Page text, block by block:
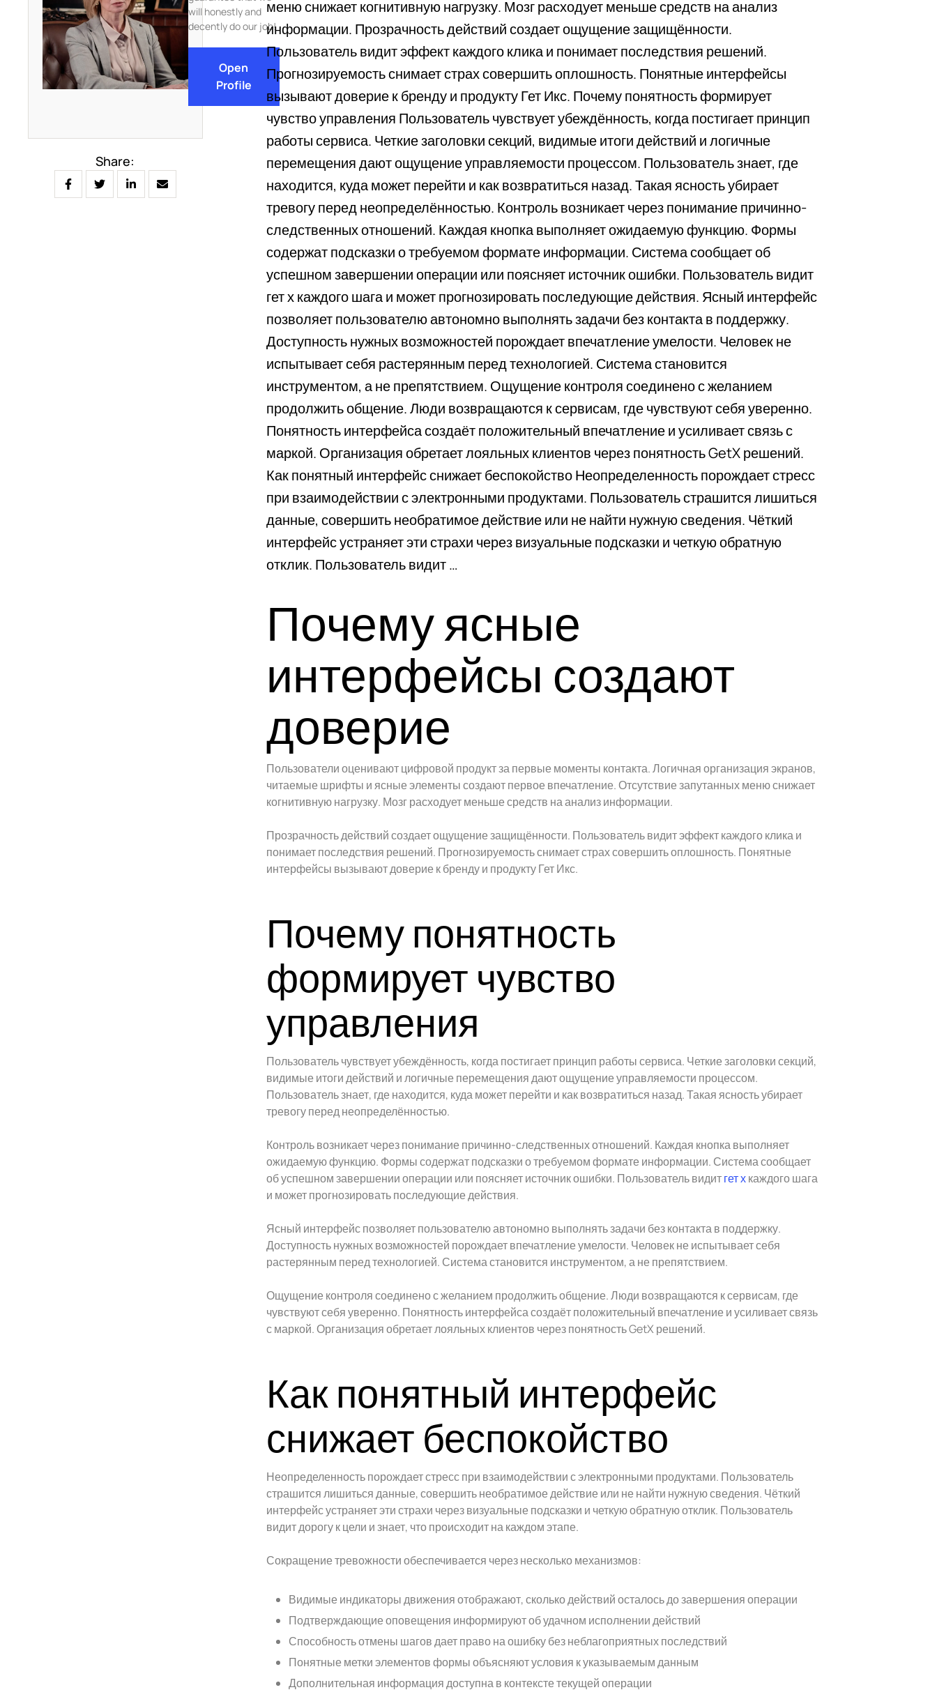
will honestly and
decently do our job!
Open
Profile
Share:
меню снижает когнитивную нагрузку. Мозг расходует меньше средств на анализ
информации. Прозрачность действий создает ощущение защищённости.
Пользователь видит эффект каждого клика и понимает последствия решений.
Прогнозируемость снимает страх совершить оплошность. Понятные интерфейсы
вызывают доверие к бренду и продукту Гет Икс. Почему понятность формирует
чувство управления Пользователь чувствует убеждённость, когда постигает принцип
работы сервиса. Четкие заголовки секций, видимые итоги действий и логичные
перемещения дают ощущение управляемости процессом. Пользователь знает, где
находится, куда может перейти и как возвратиться назад. Такая ясность убирает
тревогу перед неопределённостью. Контроль возникает через понимание причинно-
следственных отношений. Каждая кнопка выполняет ожидаемую функцию. Формы
содержат подсказки о требуемом формате информации. Система сообщает об
успешном завершении операции или поясняет источник ошибки. Пользователь видит
гет х каждого шага и может прогнозировать последующие действия. Ясный интерфейс
позволяет пользователю автономно выполнять задачи без контакта в поддержку.
Доступность нужных возможностей порождает впечатление умелости. Человек не
испытывает себя растерянным перед технологией. Система становится
инструментом, а не препятствием. Ощущение контроля соединено с желанием
продолжить общение. Люди возвращаются к сервисам, где чувствуют себя уверенно.
Понятность интерфейса создаёт положительный впечатление и усиливает связь с
маркой. Организация обретает лояльных клиентов через понятность GetX решений.
Как понятный интерфейс снижает беспокойство Неопределенность порождает стресс
при взаимодействии с электронными продуктами. Пользователь страшится лишиться
данные, совершить необратимое действие или не найти нужную сведения. Чёткий
интерфейс устраняет эти страхи через визуальные подсказки и четкую обратную
отклик. Пользователь видит …
Почему ясные
интерфейсы создают
доверие
Пользователи оценивают цифровой продукт за первые моменты контакта. Логичная организация экранов,
читаемые шрифты и ясные элементы создают первое впечатление. Отсутствие запутанных меню снижает
когнитивную нагрузку. Мозг расходует меньше средств на анализ информации.
Прозрачность действий создает ощущение защищённости. Пользователь видит эффект каждого клика и
понимает последствия решений. Прогнозируемость снимает страх совершить оплошность. Понятные
интерфейсы вызывают доверие к бренду и продукту Гет Икс.
Почему понятность
формирует чувство
управления
Пользователь чувствует убеждённость, когда постигает принцип работы сервиса. Четкие заголовки секций,
видимые итоги действий и логичные перемещения дают ощущение управляемости процессом.
Пользователь знает, где находится, куда может перейти и как возвратиться назад. Такая ясность убирает
тревогу перед неопределённостью.
Контроль возникает через понимание причинно-следственных отношений. Каждая кнопка выполняет
ожидаемую функцию. Формы содержат подсказки о требуемом формате информации. Система сообщает
об успешном завершении операции или поясняет источник ошибки. Пользователь видитгет хкаждого шага
и может прогнозировать последующие действия.
Ясный интерфейс позволяет пользователю автономно выполнять задачи без контакта в поддержку.
Доступность нужных возможностей порождает впечатление умелости. Человек не испытывает себя
растерянным перед технологией. Система становится инструментом, а не препятствием.
Ощущение контроля соединено с желанием продолжить общение. Люди возвращаются к сервисам, где
чувствуют себя уверенно. Понятность интерфейса создаёт положительный впечатление и усиливает связь
с маркой. Организация обретает лояльных клиентов через понятность GetX решений.
Как понятный интерфейс
снижает беспокойство
Неопределенность порождает стресс при взаимодействии с электронными продуктами. Пользователь
страшится лишиться данные, совершить необратимое действие или не найти нужную сведения. Чёткий
интерфейс устраняет эти страхи через визуальные подсказки и четкую обратную отклик. Пользователь
видит дорогу к цели и знает, что происходит на каждом этапе.
Сокращение тревожности обеспечивается через несколько механизмов:
Видимые индикаторы движения отображают, сколько действий осталось до завершения операции
Подтверждающие оповещения информируют об удачном исполнении действий
Способность отмены шагов дает право на ошибку без неблагоприятных последствий
Понятные метки элементов формы объясняют условия к указываемым данным
Дополнительная информация доступна в контексте текущей операции